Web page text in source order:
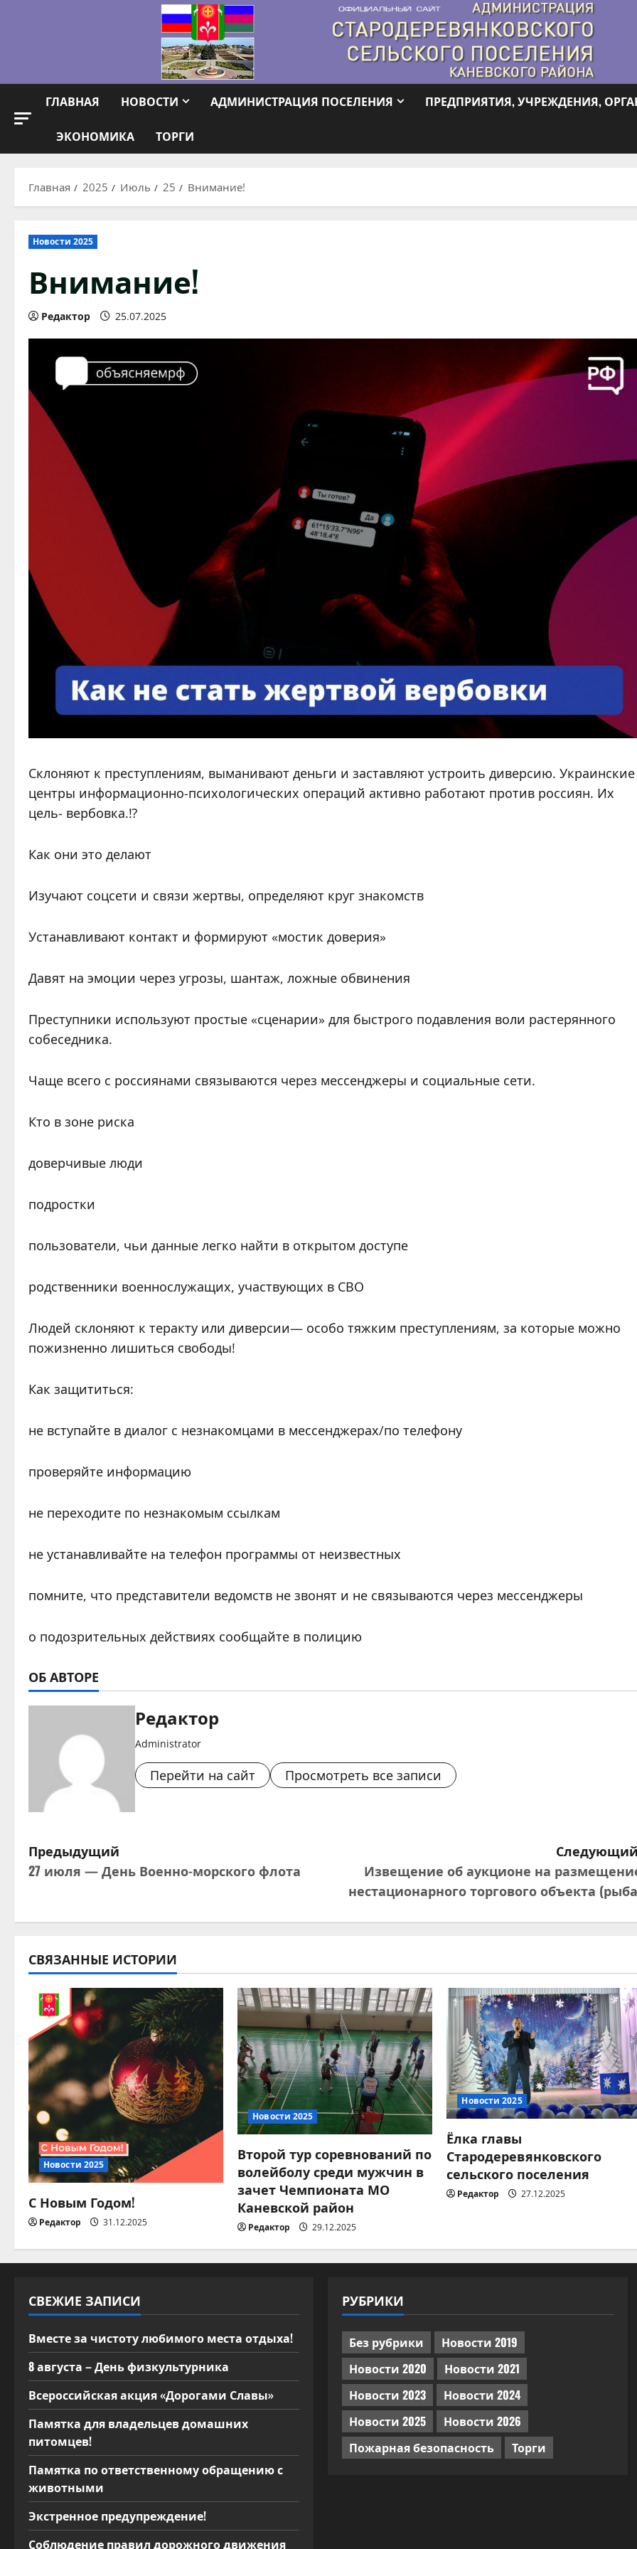
ГЛАВНАЯ НОВОСТИ АДМИНИСТРАЦИЯ ПОСЕЛЕНИЯ ПРЕДПРИЯТИЯ, УЧРЕЖДЕНИЯ,
ЭКОНОМИКА ТОРГИ
Главная 2025 Июль 25 Внимание!
Новости 2025
Внимание!
Редактор 25.07.2025
Склоняют к преступлениям, выманивают деньги и заставляют устроить диверсию. Украинские
центры информационно-психологических операций активно работают против россиян. Их
цель- вербовка.⁉️
Как они это делают
Изучают соцсети и связи жертвы, определяют круг знакомств
Устанавливают контакт и формируют «мостик доверия»
Давят на эмоции через угрозы, шантаж, ложные обвинения
Преступники используют простые «сценарии» для быстрого подавления воли растерянного
собеседника.
Чаще всего с россиянами связываются через мессенджеры и социальные сети.
Кто в зоне риска
доверчивые люди
подростки
пользователи, чьи данные легко найти в открытом доступе
родственники военнослужащих, участвующих в СВО
Людей склоняют к теракту или диверсии— особо тяжким преступлениям, за которые можно
пожизненно лишиться свободы!
Как защититься:
не вступайте в диалог с незнакомцами в мессенджерах/по телефону
проверяйте информацию
не переходите по незнакомым ссылкам
не устанавливайте на телефон программы от неизвестных
помните, что представители ведомств не звонят и не связываются через мессенджеры
о подозрительных действиях сообщайте в полицию
ОБ АВТОРЕ
Редактор
Administrator
Перейти на сайт Просмотреть все записи
Н
а
в
г
а
ц
и
я
п
о
з
а
п
и
с
я
м
Предыдущий
27 июля — День Военно-морского флота
Извещение об аукционе на
нестационарного торгового объекта
СВЯЗАННЫЕ ИСТОРИИ
Новости 2025
С Новым Годом!
Редактор 31.12.2025
Новости 2025
Второй тур соревнований по
волейболу среди мужчин в
зачет Чемпионата МО
Каневской район
Редактор 29.12.2025
Новости 2025
Ёлка главы
Стародеревянковского
сельского поселения
Редактор 27.12.2025
Новости 2026
ответственному
обращению с
СВЕЖИЕ ЗАПИСИ
Вместе за чистоту любимого места отдыха!
8 августа – День физкультурника
Всероссийская акция «Дорогами Славы»
Памятка для владельцев домашних
питомцев!
Памятка по ответственному обращению с
животными
Экстренное предупреждение!
Соблюдение правил дорожного движения
РУБРИКИ
Без рубрики
Новости 2019
Новости 2020
Новости 2021
Новости 2023
Новости 2024
Новости 2025
Новости 2026
Пожарная безопасность
Торги